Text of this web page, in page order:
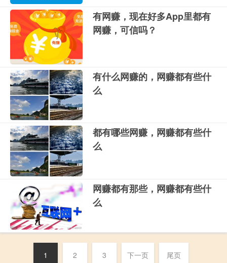
有网赚，现在好多App里都有
网赚，可信吗？
有什么网赚的，网赚都有些什
么
都有哪些网赚，网赚都有些什
么
网赚都有那些，网赚都有些什
么
1 2 3 下一页 尾页